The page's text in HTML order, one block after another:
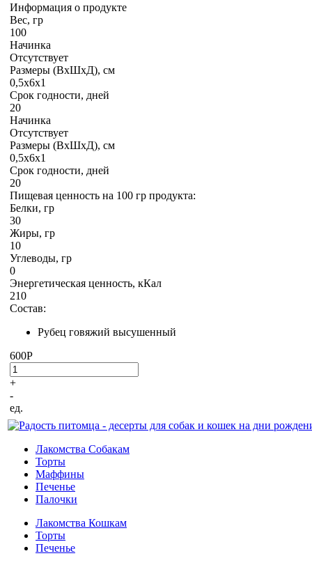
Информация о продукте
Вес, гр
100
Начинка
Отсутствует
Размеры (ВхШхД), см
0,5х6х1
Срок годности, дней
20
Начинка
Отсутствует
Размеры (ВхШхД), см
0,5х6х1
Срок годности, дней
20
Пищевая ценность на 100 гр продукта:
Белки, гр
30
Жиры, гр
10
Углеводы, гр
0
Энергетическая ценность, кКал
210
Состав:
Рубец говяжий высушенный
600P
+
-
ед.
Лакомства Собакам
Торты
Маффины
Печенье
Палочки
Лакомства Кошкам
Торты
Печенье